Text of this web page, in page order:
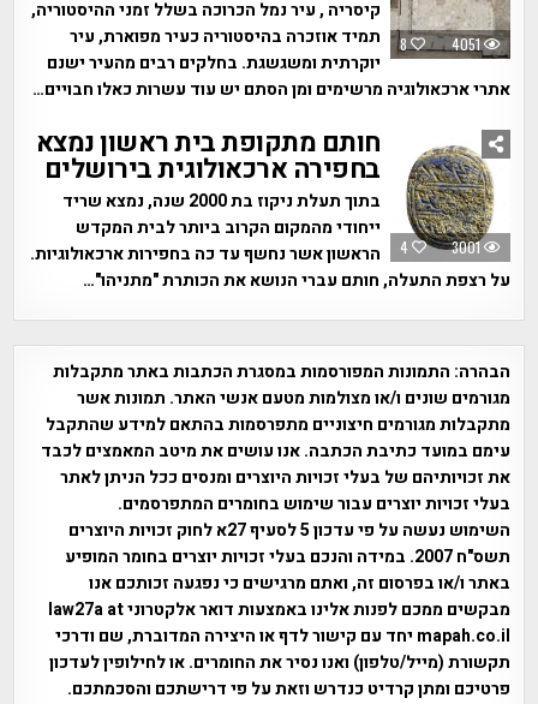
8 4051
קיסריה , עיר נמל הכרוכה בשלל זמני ההיסטוריה,
תמיד אוזכרה בהיסטוריה כעיר מפוארת, עיר
יוקרתית ומשגשגת. בחלקים רבים מהעיר ישנם
אתרי ארכאולוגיה מרשימים ומן הסתם יש עוד עשרות כאלו חבויים…
4 3001
חותם מתקופת בית ראשון נמצא
בחפירה ארכאולוגית בירושלים
בתוך תעלת ניקוז בת 2000 שנה, נמצא שריד
ייחודי מהמקום הקרוב ביותר לבית המקדש
הראשון אשר נחשף עד כה בחפירות ארכאולוגיות.
על רצפת התעלה, חותם עברי הנושא את הכותרת "מתניהו"…
הבהרה: התמונות המפורסמות במסגרת הכתבות באתר מתקבלות
מגורמים שונים ו/או מצולמות מטעם אנשי האתר. תמונות אשר
מתקבלות מגורמים חיצוניים מתפרסמות בהתאם למידע שהתקבל
עימם במועד כתיבת הכתבה. אנו עושים את מיטב המאמצים לכבד
את זכויותיהם של בעלי זכויות היוצרים ומנסים ככל הניתן לאתר
בעלי זכויות יוצרים עבור שימוש בחומרים המתפרסמים.
השימוש נעשה על פי עדכון 5 לסעיף 27א לחוק זכויות היוצרים
תשס"ח 2007. במידה והנכם בעלי זכויות יוצרים בחומר המופיע
באתר ו/או בפרסום זה, ואתם מרגישים כי נפגעה זכותכם אנו
מבקשים ממכם לפנות אלינו באמצעות דואר אלקטרוני law27a at
mapah.co.il יחד עם קישור לדף או היצירה המדוברת, שם ודרכי
תקשורת (מייל/טלפון) ואנו נסיר את החומרים. או לחילופין לעדכון
פרטיכם ומתן קרדיט כנדרש וזאת על פי דרישתכם והסכמתכם.